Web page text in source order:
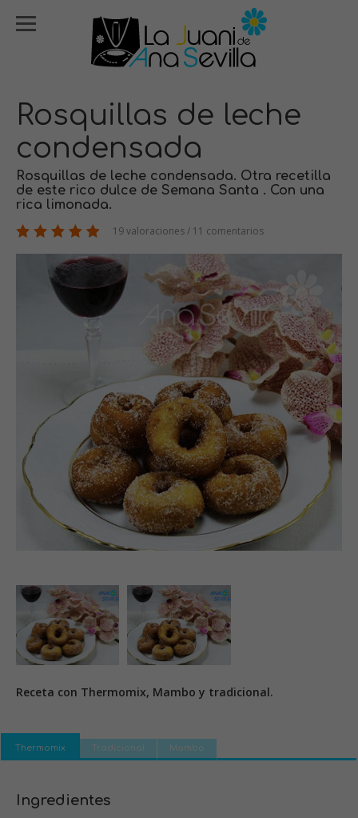
Rosquillas de leche
condensada
Rosquillas de leche condensada. Otra recetilla
de este rico dulce de Semana Santa . Con una
rica limonada.
19 valoraciones / 11 comentarios
Receta con Thermomix, Mambo y tradicional.
Thermomix Tradicional Mambo
Ingredientes